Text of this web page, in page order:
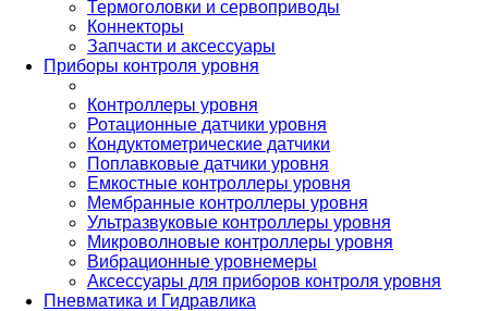
Термоголовки и сервоприводы
Коннекторы
Запчасти и аксессуары
Приборы контроля уровня
Контроллеры уровня
Ротационные датчики уровня
Кондуктометрические датчики
Поплавковые датчики уровня
Емкостные контроллеры уровня
Мембранные контроллеры уровня
Ультразвуковые контроллеры уровня
Микроволновые контроллеры уровня
Вибрационные уровнемеры
Аксессуары для приборов контроля уровня
Пневматика и Гидравлика